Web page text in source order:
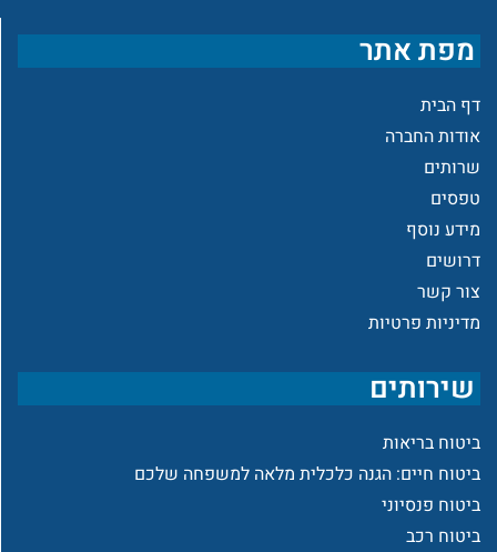
מפת אתר
דף הבית
אודות החברה
שרותים
טפסים
מידע נוסף
דרושים
צור קשר
מדיניות פרטיות
שירותים
ביטוח בריאות
ביטוח חיים: הגנה כלכלית מלאה למשפחה שלכם
ביטוח פנסיוני
ביטוח רכב